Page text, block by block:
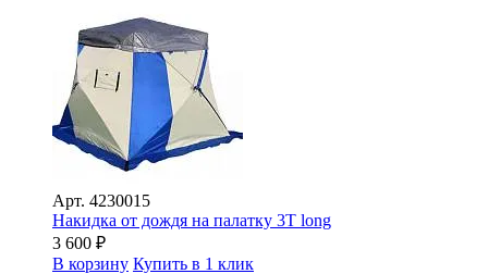
Арт. 4230015
Накидка от дождя на палатку 3Т long
3 600 ₽
В корзину Купить в 1 клик